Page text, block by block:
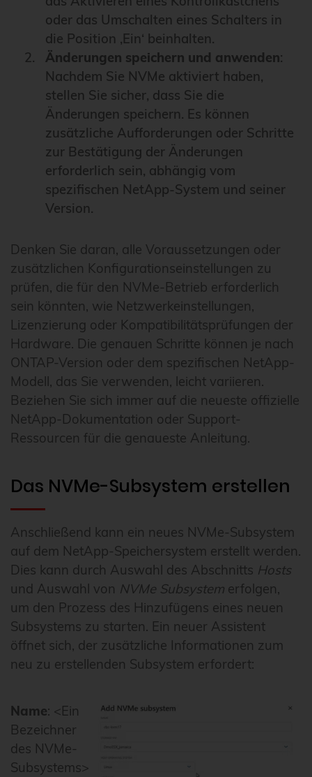
oder das Umschalten eines Schalters in
die Position ‚Ein‘ beinhalten.
Änderungen speichern und anwenden:
Nachdem Sie NVMe aktiviert haben,
stellen Sie sicher, dass Sie die
Änderungen speichern. Es können
zusätzliche Aufforderungen oder Schritte
zur Bestätigung der Änderungen
erforderlich sein, abhängig vom
spezifischen NetApp-System und seiner
Version.
Denken Sie daran, alle Voraussetzungen oder
zusätzlichen Konfigurationseinstellungen zu
prüfen, die für den NVMe-Betrieb erforderlich
sein könnten, wie Netzwerkeinstellungen,
Lizenzierung oder Kompatibilitätsprüfungen der
Hardware. Die genauen Schritte können je nach
ONTAP-Version oder dem spezifischen NetApp-
Modell, das Sie verwenden, leicht variieren.
Beziehen Sie sich immer auf die neueste offizielle
NetApp-Dokumentation oder Support-
Ressourcen für die genaueste Anleitung.
Das NVMe-Subsystem erstellen
Anschließend kann ein neues NVMe-Subsystem
auf dem NetApp-Speichersystem erstellt werden.
Dies kann durch Auswahl des Abschnitts Hosts
und Auswahl von NVMe Subsystem erfolgen,
um den Prozess des Hinzufügens eines neuen
Subsystems zu starten. Ein neuer Assistent
öffnet sich, der zusätzliche Informationen zum
neu zu erstellenden Subsystem erfordert:
Name: <Ein
Bezeichner
des NVMe-
Subsystems>